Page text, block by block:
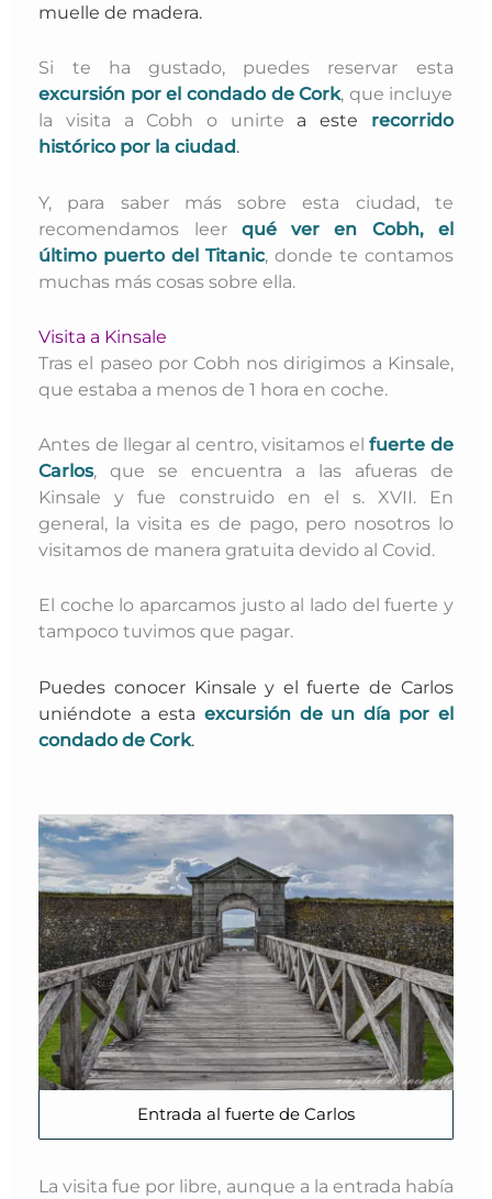
muelle de madera.
Si te ha gustado, puedes reservar esta
excursión por el condado de Cork, que incluye
la visita a Cobh o unirte a este recorrido
histórico por la ciudad.
Y, para saber más sobre esta ciudad, te
recomendamos leer qué ver en Cobh, el
último puerto del Titanic, donde te contamos
muchas más cosas sobre ella.
Visita a Kinsale
Tras el paseo por Cobh nos dirigimos a Kinsale,
que estaba a menos de 1 hora en coche.
Antes de llegar al centro, visitamos el fuerte de
Carlos, que se encuentra a las afueras de
Kinsale y fue construido en el s. XVII. En
general, la visita es de pago, pero nosotros lo
visitamos de manera gratuita devido al Covid.
El coche lo aparcamos justo al lado del fuerte y
tampoco tuvimos que pagar.
Puedes conocer Kinsale y el fuerte de Carlos
uniéndote a esta excursión de un día por el
condado de Cork.
Entrada al fuerte de Carlos
La visita fue por libre, aunque a la entrada había